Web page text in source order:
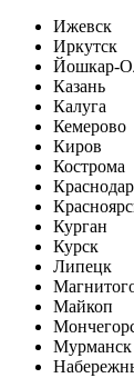
Ижевск
Иркутск
Йошкар-
Казань
Калуга
Кемерово
Киров
Кострома
Краснодар
Курган
Курск
Липецк
Майкоп
Мурманск